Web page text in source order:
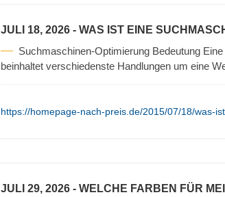
JULI 18, 2026 - WAS IST EINE
Suchmaschinen-Optimierung Bedeutung
beinhaltet verschiedenste Handlungen um eine
https://homepage-nach-preis.de/2015/07/18/was-
JULI 29, 2026 - WELCHE FARBEN FÜR